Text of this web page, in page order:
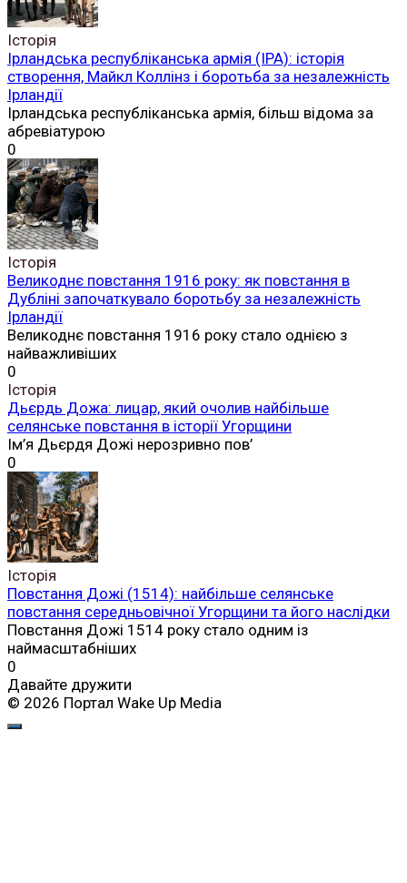
Історія
Ірландська республіканська армія (ІРА): історія
створення, Майкл Коллінз і боротьба за незалежність
Ірландії
Ірландська республіканська армія, більш відома за
абревіатурою
0
Історія
Великоднє повстання 1916 року: як повстання в
Дубліні започаткувало боротьбу за незалежність
Ірландії
Великоднє повстання 1916 року стало однією з
найважливіших
0
Історія
Дьєрдь Дожа: лицар, який очолив найбільше
селянське повстання в історії Угорщини
Ім’я Дьєрдя Дожі нерозривно пов’
0
Історія
Повстання Дожі (1514): найбільше селянське
повстання середньовічної Угорщини та його наслідки
Повстання Дожі 1514 року стало одним із
наймасштабніших
0
Давайте дружити
© 2026 Портал Wake Up Media